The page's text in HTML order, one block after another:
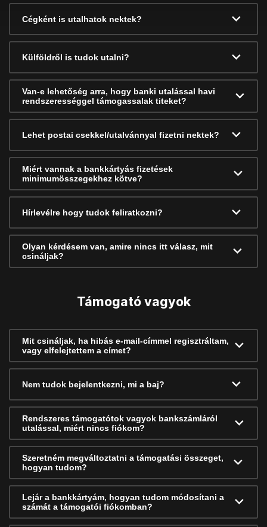
Cégként is utalhatok nektek?
Külföldről is tudok utalni?
Van-e lehetőség arra, hogy banki utalással havi
rendszerességgel támogassalak titeket?
Lehet postai csekkel/utalvánnyal fizetni nektek?
Miért vannak a bankkártyás fizetések
minimumösszegekhez kötve?
Hírlevélre hogy tudok feliratkozni?
Olyan kérdésem van, amire nincs itt válasz, mit
csináljak?
Támogató vagyok
Mit csináljak, ha hibás e-mail-címmel regisztráltam,
vagy elfelejtettem a címet?
Nem tudok bejelentkezni, mi a baj?
Rendszeres támogatótok vagyok bankszámláról
utalással, miért nincs fiókom?
Szeretném megváltoztatni a támogatási összeget,
hogyan tudom?
Lejár a bankkártyám, hogyan tudom módosítani a
számát a támogatói fiókomban?